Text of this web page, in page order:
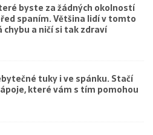
byste za žádných okolností
spaním. Většina lidí v tomto
chybu a ničí si tak zdraví
tuky i ve spánku. Stačí
které vám s tím pomohou